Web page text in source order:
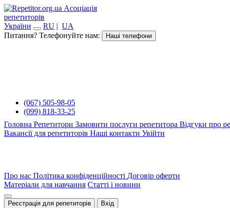
Асоціація
репетиторів
України
RU | UA
Питання? Телефонуйте нам:
Наші телефони
(067) 505-98-05
(099) 818-33-25
Головна Репетитори Замовити послуги репетитора Відгуки про
Вакансії для репетиторів Наші контакти Увійти
Про нас Політика конфіденційності Договір оферти
Матеріали для навчання Статті і новини
Реєстрація для репетиторів Вхід